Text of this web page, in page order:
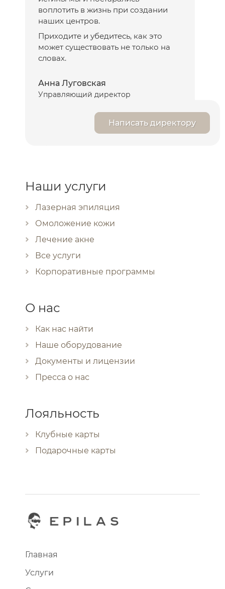
воплотить в жизнь при создании
наших центров.
Приходите и убедитесь, как это
может существовать не только на
словах.
Анна Луговская
Управляющий директор
Написать директору
Наши услуги
Лазерная эпиляция
Омоложение кожи
Лечение акне
Все услуги
Корпоративные программы
О нас
Как нас найти
Наше оборудование
Документы и лицензии
Пресса о нас
Лояльность
Клубные карты
Подарочные карты
Главная
Услуги